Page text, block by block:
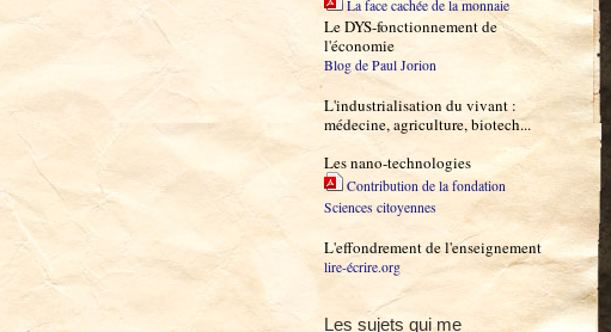
La face cachée de la monnaie
Le DYS-fonctionnement de
l'économie
Blog de Paul Jorion
L'industrialisation du vivant :
médecine, agriculture, biotech...
Les nano-technologies
Contribution de la fondation
Sciences citoyennes
L'effondrement de l'enseignement
lire-écrire.org
Les sujets qui me